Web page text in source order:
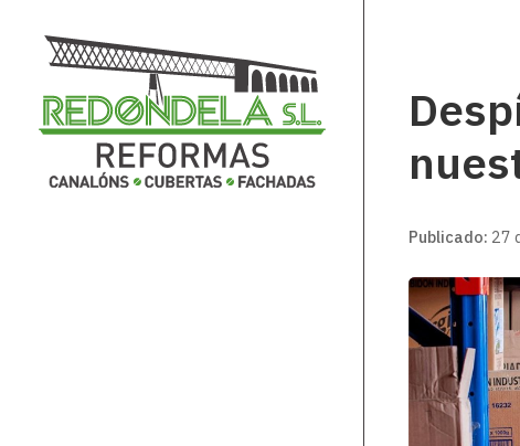
Publicado: 27